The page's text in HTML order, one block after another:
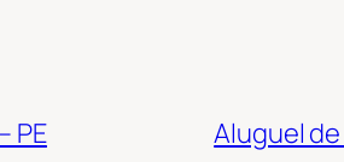
PE Aluguel